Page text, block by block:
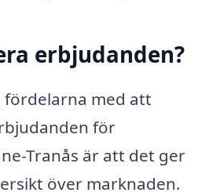
erbjudanden?
fördelarna med att
för
Tranås är att det ger
över marknaden.